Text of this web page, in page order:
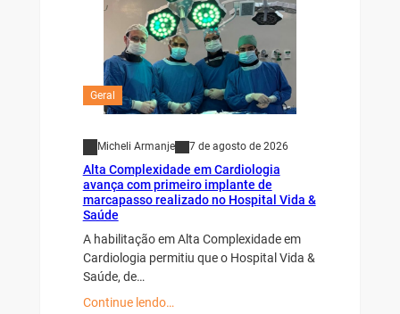
Geral
Micheli Armanje 7 de agosto de 2026
Alta Complexidade em Cardiologia
avança com primeiro implante de
marcapasso realizado no Hospital Vida &
Saúde
A habilitação em Alta Complexidade em
Cardiologia permitiu que o Hospital Vida &
Saúde, de…
Continue lendo…